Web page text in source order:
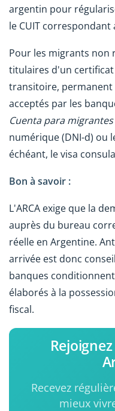
argentin pour
le CUIT correspondant
Pour les migrants non
titulaires d'un
transitoire,
acceptés par les
Cuenta para migrantes
numérique (DNI-d) ou
échéant, le visa
Bon à savoir :
L'ARCA exige que la
auprès du bureau
réelle en Argentine.
arrivée est donc
banques
élaborés à la
fiscal.
Recevez
mieux